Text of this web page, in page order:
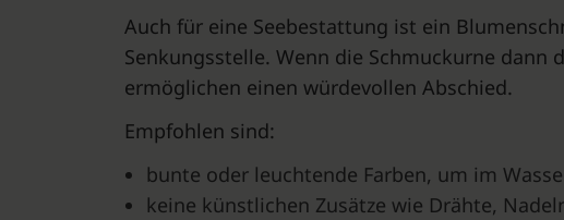
Auch für eine Seebestattung ist ein
Senkungsstelle. Wenn die Schmuckurne
ermöglichen einen würdevollen Abschied.
Empfohlen sind:
bunte oder leuchtende Farben, um im
keine künstlichen Zusätze wie Drähte,